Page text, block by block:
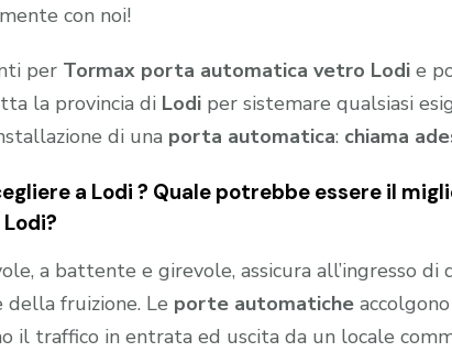
con noi!
per Tormax porta automatica vetro Lodi e
la provincia di Lodi per sistemare qualsiasi
di una porta automatica: chiama
a Lodi ? Quale potrebbe essere il
a battente e girevole, assicura all’ingresso di
della fruizione. Le porte automatiche
il traffico in entrata ed uscita da un locale